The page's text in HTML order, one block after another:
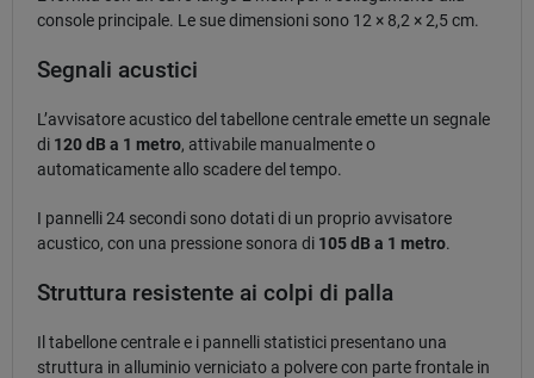
console principale. Le sue dimensioni sono 12 × 8,2 × 2,5 cm.
Segnali acustici
L’avvisatore acustico del tabellone centrale emette un segnale
di 120 dB a 1 metro, attivabile manualmente o
automaticamente allo scadere del tempo.
I pannelli 24 secondi sono dotati di un proprio avvisatore
acustico, con una pressione sonora di 105 dB a 1 metro.
Struttura resistente ai colpi di palla
Il tabellone centrale e i pannelli statistici presentano una
struttura in alluminio verniciato a polvere con parte frontale in